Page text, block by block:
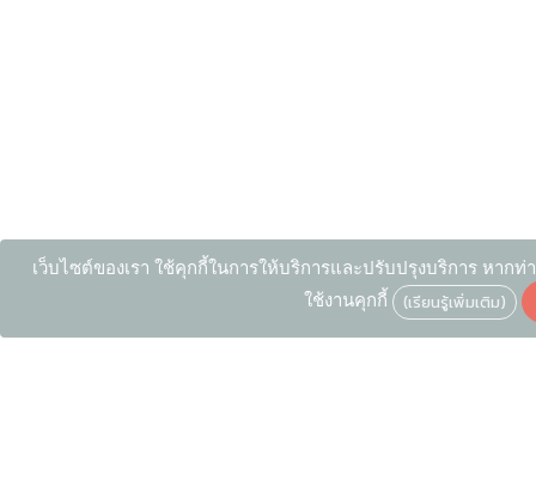
เว็บไซต์ของเรา ใช้คุกกี้ในการให้บริการและปรับปรุงบริการ หาก
ใช้งานคุกกี้
(เรียนรู้เพิ่มเติม)